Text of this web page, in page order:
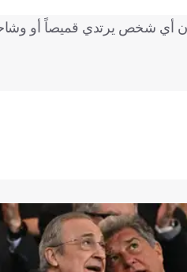
أن أي شخص يرتدي قميصاً أو